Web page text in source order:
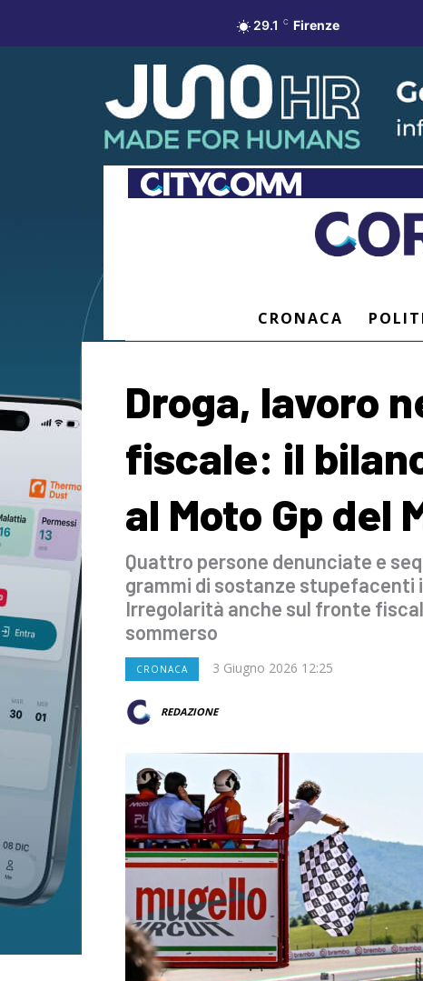
29.1 C Firenze
CRONACA
Droga, lavoro
fiscale: il
al Moto Gp del
Quattro persone denunciate e
grammi di sostanze stupefacenti
Irregolarità anche sul fronte
sommerso
CRONACA 3 Giugno 2026 12:25
REDAZIONE